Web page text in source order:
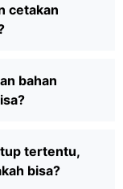
cetakan
bahan
tertentu,
bisa?